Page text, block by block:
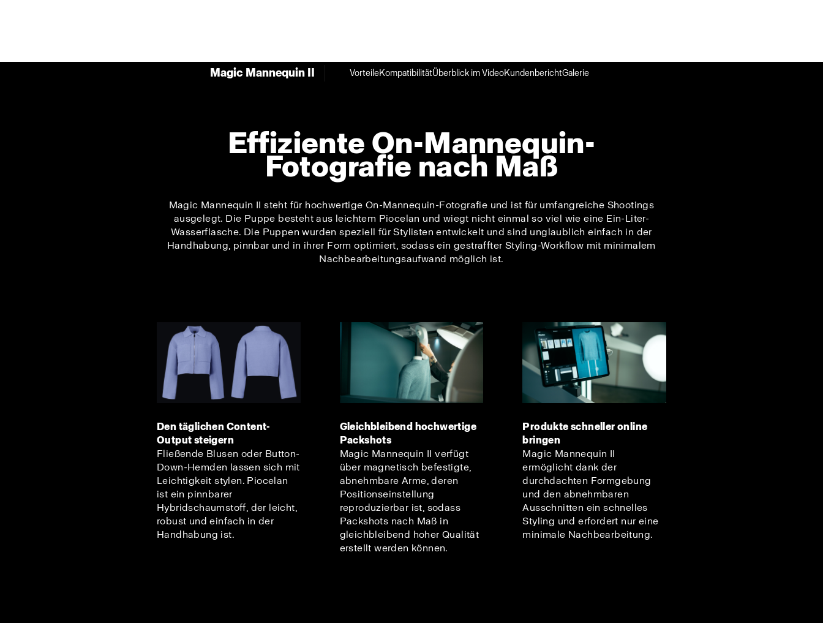
Magic Mannequin II VorteileKompatibilitätÜberblick im VideoKundenberichtGalerie
Effiziente On-Mannequin-
Fotografie nach Maß
Magic Mannequin II steht für hochwertige On-Mannequin-Fotografie und ist für umfangreiche Shootings
ausgelegt. Die Puppe besteht aus leichtem Piocelan und wiegt nicht einmal so viel wie eine Ein-Liter-
Wasserflasche. Die Puppen wurden speziell für Stylisten entwickelt und sind unglaublich einfach in der
Handhabung, pinnbar und in ihrer Form optimiert, sodass ein gestraffter Styling-Workflow mit minimalem
Nachbearbeitungsaufwand möglich ist.
Den täglichen Content-
Output steigern
Fließende Blusen oder Button-
Down-Hemden lassen sich mit
Leichtigkeit stylen. Piocelan
ist ein pinnbarer
Hybridschaumstoff, der leicht,
robust und einfach in der
Handhabung ist.
Gleichbleibend hochwertige
Packshots
Magic Mannequin II verfügt
über magnetisch befestigte,
abnehmbare Arme, deren
Positionseinstellung
reproduzierbar ist, sodass
Packshots nach Maß in
gleichbleibend hoher Qualität
erstellt werden können.
Produkte schneller online
bringen
Magic Mannequin II
ermöglicht dank der
durchdachten Formgebung
und den abnehmbaren
Ausschnitten ein schnelles
Styling und erfordert nur eine
minimale Nachbearbeitung.